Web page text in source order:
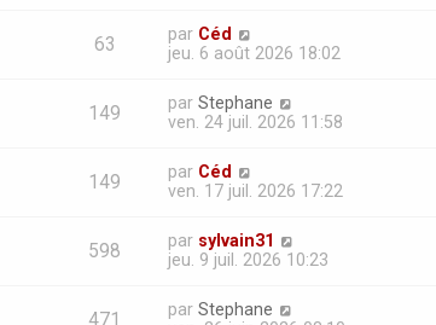
63 par Céd
jeu. 6 août 2026 18:02
149 par Stephane
ven. 24 juil. 2026 11:58
149 par Céd
ven. 17 juil. 2026 17:22
598 par sylvain31
jeu. 9 juil. 2026 10:23
471 par Stephane